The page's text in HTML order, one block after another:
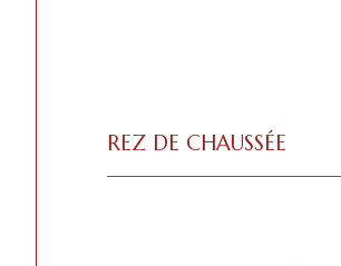
REZ DE CHAUSSÉE